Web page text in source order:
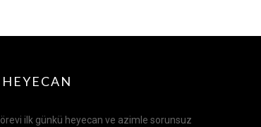
ilk günkü heyecan ve azimle sorunsuz